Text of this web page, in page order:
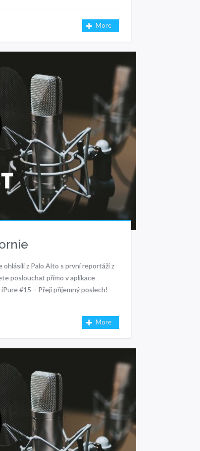
More
ohlásili z Palo Alto s první reportáží z
poslouchat přímo v aplikace
#15 – Přeji příjemný poslech!
More